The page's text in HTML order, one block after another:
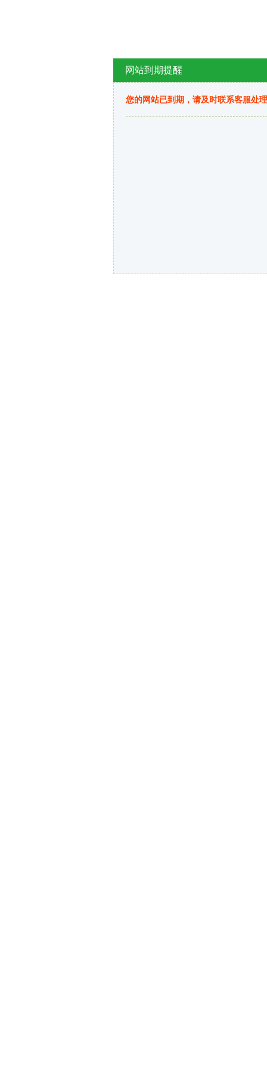
网站到期提醒
您的网站已到期，请及时联系客服处理